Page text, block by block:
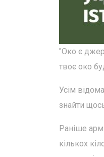
"Око є
твоє око
Усім
знайти
Раніше
кількох